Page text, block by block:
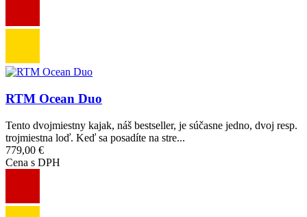
Obrázok
RTM Ocean Duo
Tento dvojmiestny kajak, náš bestseller, je súčasne jedno, dvoj resp.
trojmiestna loď. Keď sa posadíte na stre...
779,00 €
Cena s DPH